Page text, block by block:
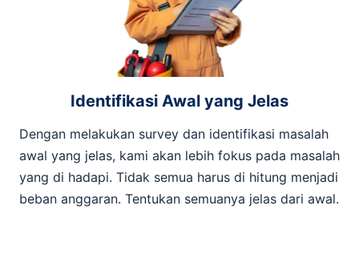
Identifikasi Awal yang Jelas
Dengan melakukan survey dan identifikasi masalah
awal yang jelas, kami akan lebih fokus pada masalah
yang di hadapi. Tidak semua harus di hitung menjadi
beban anggaran. Tentukan semuanya jelas dari awal.